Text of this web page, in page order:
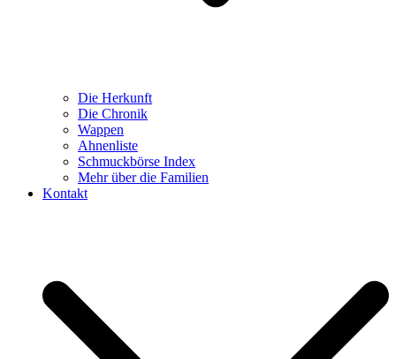
Die Herkunft
Die Chronik
Wappen
Ahnenliste
Schmuckbörse Index
Mehr über die Familien
Kontakt